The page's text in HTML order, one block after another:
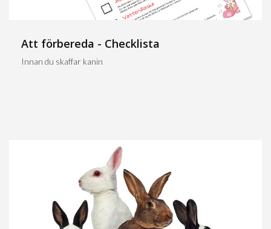
Att förbereda - Checklista
Innan du skaffar kanin